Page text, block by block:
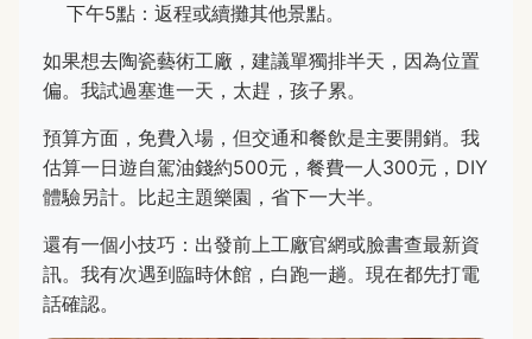
下午5點：返程或續攤其他景點。
如果想去陶瓷藝術工廠，建議單獨排半天，因為位置
偏。我試過塞進一天，太趕，孩子累。
預算方面，免費入場，但交通和餐飲是主要開銷。我
估算一日遊自駕油錢約500元，餐費一人300元，DIY
體驗另計。比起主題樂園，省下一大半。
還有一個小技巧：出發前上工廠官網或臉書查最新資
訊。我有次遇到臨時休館，白跑一趟。現在都先打電
話確認。